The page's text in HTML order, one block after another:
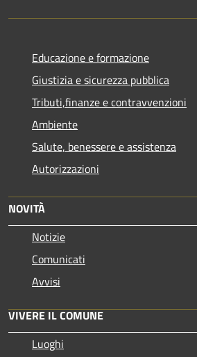
Educazione e formazione
Giustizia e sicurezza pubblica
Tributi,finanze e contravvenzioni
Ambiente
Salute, benessere e assistenza
Autorizzazioni
NOVITÀ
Notizie
Comunicati
Avvisi
VIVERE IL COMUNE
Luoghi